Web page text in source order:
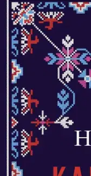
Eeppinen tarina
vuosisadan aikana
alussa elävä
sukupolvelta toiselle
oppii reseptin isältään
tuore aviomiehensä
ytimessä.
Sata vuotta
hajonnut ja sota on
lapsenlapsenlapsi, on
kaksitoistavuotias
matkustettuaan
hän kertoo perheen
punaisen vuosisadan.
jälkeen kokee suuria
Romaani kuvaa
kuuden sukupolven